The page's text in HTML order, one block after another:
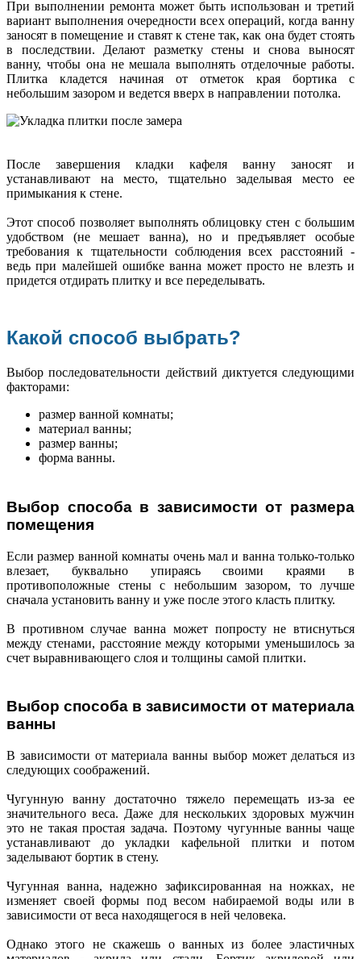
При выполнении ремонта может быть использован и третий
вариант выполнения очередности всех операций, когда ванну
заносят в помещение и ставят к стене так, как она будет стоять
в последствии. Делают разметку стены и снова выносят
ванну, чтобы она не мешала выполнять отделочные работы.
Плитка кладется начиная от отметок края бортика с
небольшим зазором и ведется вверх в направлении потолка.
После завершения кладки кафеля ванну заносят и
устанавливают на место, тщательно заделывая место ее
примыкания к стене.
Этот способ позволяет выполнять облицовку стен с большим
удобством (не мешает ванна), но и предъявляет особые
требования к тщательности соблюдения всех расстояний -
ведь при малейшей ошибке ванна может просто не влезть и
придется отдирать плитку и все переделывать.
Какой способ выбрать?
Выбор последовательности действий диктуется следующими
факторами:
размер ванной комнаты;
материал ванны;
размер ванны;
форма ванны.
Выбор способа в зависимости от размера
помещения
Если размер ванной комнаты очень мал и ванна только-только
влезает, буквально упираясь своими краями в
противоположные стены с небольшим зазором, то лучше
сначала установить ванну и уже после этого класть плитку.
В противном случае ванна может попросту не втиснуться
между стенами, расстояние между которыми уменьшилось за
счет выравнивающего слоя и толщины самой плитки.
Выбор способа в зависимости от материала
ванны
В зависимости от материала ванны выбор может делаться из
следующих соображений.
Чугунную ванну достаточно тяжело перемещать из-за ее
значительного веса. Даже для нескольких здоровых мужчин
это не такая простая задача. Поэтому чугунные ванны чаще
устанавливают до укладки кафельной плитки и потом
заделывают бортик в стену.
Чугунная ванна, надежно зафиксированная на ножках, не
изменяет своей формы под весом набираемой воды или в
зависимости от веса находящегося в ней человека.
Однако этого не скажешь о ванных из более эластичных